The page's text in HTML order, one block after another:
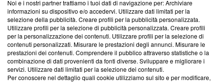
Corporate
Redazione
Informativa Privacy
Cookie Policy
Blasting SA, IDI CHE-247.845.224, Via Carlo Frasca, 3 - 6900
Noi e i nostri partner trattiamo i tuoi dati di navigazione per: Archiviare
informazioni su dispositivo e/o accedervi. Utilizzare dati limitati per la
selezione della pubblicità. Creare profili per la pubblicità personalizzata.
Utilizzare profili per la selezione di pubblicità personalizzata. Creare profili
per la personalizzazione dei contenuti. Utilizzare profili per la selezione di
contenuti personalizzati. Misurare le prestazioni degli annunci. Misurare le
prestazioni dei contenuti. Comprendere il pubblico attraverso statistiche o la
combinazione di dati provenienti da fonti diverse. Sviluppare e migliorare i
servizi. Utilizzare dati limitati per la selezione dei contenuti.
Per conoscere nel dettaglio quali cookie utilizziamo sul sito e per modificare,